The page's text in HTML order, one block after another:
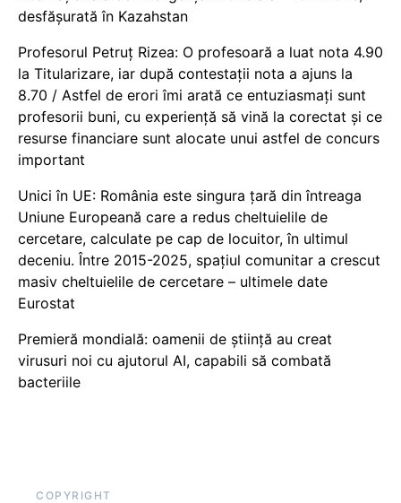
desfășurată în Kazahstan
Profesorul Petruț Rizea: O profesoară a luat nota 4.90
la Titularizare, iar după contestații nota a ajuns la
8.70 / Astfel de erori îmi arată ce entuziasmați sunt
profesorii buni, cu experiență să vină la corectat și ce
resurse financiare sunt alocate unui astfel de concurs
important
Unici în UE: România este singura țară din întreaga
Uniune Europeană care a redus cheltuielile de
cercetare, calculate pe cap de locuitor, în ultimul
deceniu. Între 2015-2025, spațiul comunitar a crescut
masiv cheltuielile de cercetare – ultimele date
Eurostat
Premieră mondială: oamenii de știință au creat
virusuri noi cu ajutorul AI, capabili să combată
bacteriile
COPYRIGHT